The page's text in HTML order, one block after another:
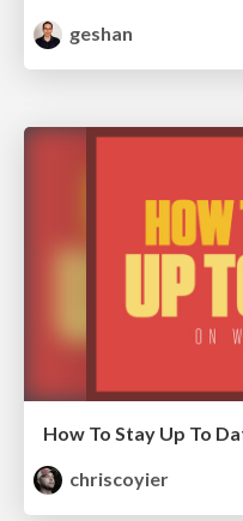
geshan
How To Stay Up To
chriscoyier